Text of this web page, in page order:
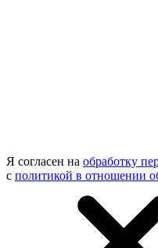
Я согласен на обработку
с политикой в отношении